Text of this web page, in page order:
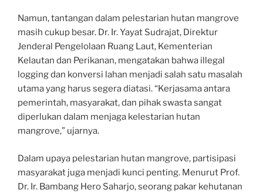
Namun, tantangan dalam pelestarian hutan mangrove
masih cukup besar. Dr. Ir. Yayat Sudrajat, Direktur
Jenderal Pengelolaan Ruang Laut, Kementerian
Kelautan dan Perikanan, mengatakan bahwa illegal
logging dan konversi lahan menjadi salah satu masalah
utama yang harus segera diatasi. “Kerjasama antara
pemerintah, masyarakat, dan pihak swasta sangat
diperlukan dalam menjaga kelestarian hutan
mangrove,” ujarnya.
Dalam upaya pelestarian hutan mangrove, partisipasi
masyarakat juga menjadi kunci penting. Menurut Prof.
Dr. Ir. Bambang Hero Saharjo, seorang pakar kehutanan